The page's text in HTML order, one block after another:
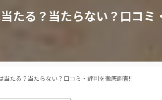
たる？当たらない？口コ
当たる？当たらない？口コミ・評判を徹底調査!!